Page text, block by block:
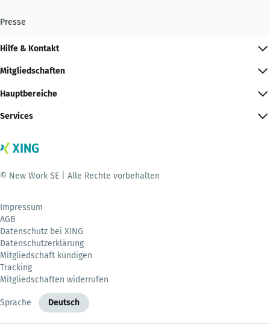
Presse
Hilfe & Kontakt
Mitgliedschaften
Hauptbereiche
Services
© New Work SE | Alle Rechte vorbehalten
Impressum
AGB
Datenschutz bei XING
Datenschutzerklärung
Mitgliedschaft kündigen
Tracking
Mitgliedschaften widerrufen
Sprache Deutsch